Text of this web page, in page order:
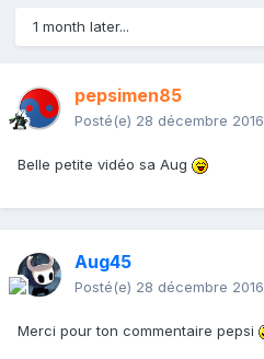
1 month later...
pepsimen85
Posté(e) 28 décembre 2016
Belle petite vidéo sa Aug
Aug45
Posté(e) 28 décembre 2016
Merci pour ton commentaire pepsi